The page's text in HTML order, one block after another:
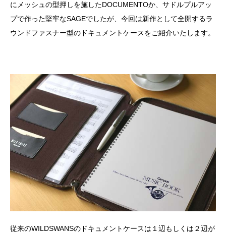
にメッシュの型押しを施したDOCUMENTOか、サドルプルアッ
プで作った堅牢なSAGEでしたが、今回は新作として全開するラ
ウンドファスナー型のドキュメントケースをご紹介いたします。
従来のWILDSWANSのドキュメントケースは１辺もしくは２辺が